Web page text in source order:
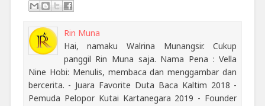
Rin Muna
Hai, namaku Walrina Munangsir. Cukup
panggil Rin Muna saja. Nama Pena : Vella
Nine Hobi: Menulis, membaca dan menggambar dan
bercerita. - Juara Favorite Duta Baca Kaltim 2018 -
Pemuda Pelopor Kutai Kartanegara 2019 - Founder